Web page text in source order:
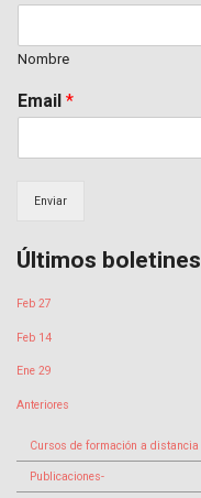
Nombre
Email *
Enviar
Últimos boletines
Feb 27
Feb 14
Ene 29
Anteriores
Cursos de formación a distancia
Publicaciones-